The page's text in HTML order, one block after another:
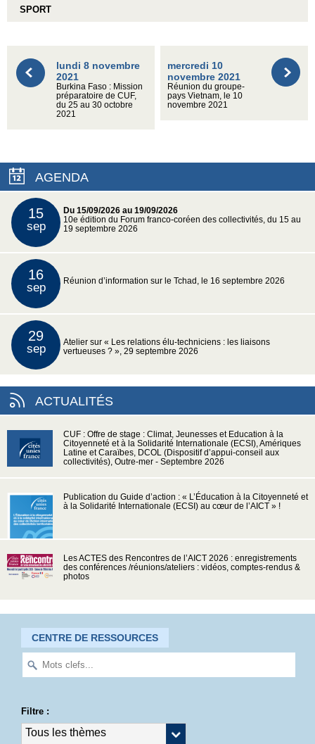
SPORT
lundi 8 novembre
2021
Burkina Faso : Mission
préparatoire de CUF,
du 25 au 30 octobre
2021
mercredi 10
novembre 2021
Réunion du groupe-
pays Vietnam, le 10
novembre 2021
AGENDA
15
sep
Du 15/09/2026 au 19/09/2026
10e édition du Forum franco-coréen des collectivités, du 15 au
19 septembre 2026
16
sep Réunion d’information sur le Tchad, le 16 septembre 2026
29
sep
Atelier sur « Les relations élu-techniciens : les liaisons
vertueuses ? », 29 septembre 2026
ACTUALITÉS
CUF : Offre de stage : Climat, Jeunesses et Education à la
Citoyenneté et à la Solidarité Internationale (ECSI), Amériques
Latine et Caraïbes, DCOL (Dispositif d’appui-conseil aux
collectivités), Outre-mer - Septembre 2026
Publication du Guide d’action : « L’Éducation à la Citoyenneté et
à la Solidarité Internationale (ECSI) au cœur de l’AICT » !
Les ACTES des Rencontres de l’AICT 2026 : enregistrements
des conférences /réunions/ateliers : vidéos, comptes-rendus &
photos
CENTRE DE RESSOURCES
Filtre :